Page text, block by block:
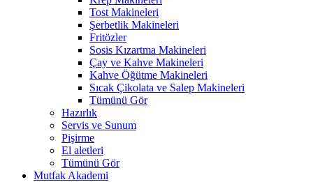
Tost Makineleri
Şerbetlik Makineleri
Fritözler
Sosis Kızartma Makineleri
Çay ve Kahve Makineleri
Kahve Öğütme Makineleri
Sıcak Çikolata ve Salep Makineleri
Tümünü Gör
Hazırlık
Servis ve Sunum
Pişirme
El aletleri
Tümünü Gör
Mutfak Akademi